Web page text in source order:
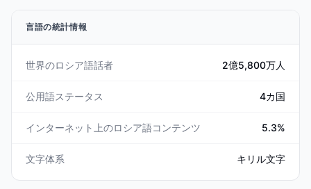
言語の統計情報
世界のロシア語話者 2億5,800万人
公用語ステータス 4カ国
インターネット上のロシア語コンテンツ 5.3%
文字体系 キリル文字